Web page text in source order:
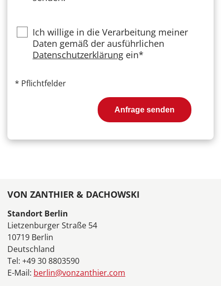
PrivacyIch willige in die Verarbeitung meiner
Daten gemäß der ausführlichen
Datenschutzerklärung ein*
* Pflichtfelder
Anfrage senden
VON ZANTHIER & DACHOWSKI
Standort Berlin
Lietzenburger Straße 54
10719 Berlin
Deutschland
Tel: +49 30 8803590
E-Mail: berlin@vonzanthier.com